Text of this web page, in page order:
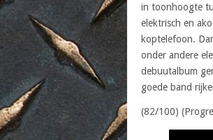
in toonhoogte
elektrisch en
koptelefoon.
onder andere
debuutalbum
goede band
(82/100)